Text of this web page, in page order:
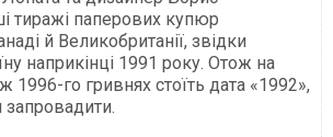
тиражі паперових купюр
й Великобританії, звідки
наприкінці 1991 року. Отож на
1996-го гривнях стоїть дата «1992»,
запровадити.